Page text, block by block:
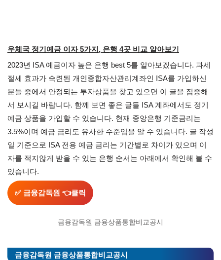
우체국 정기예금 이자 5가지, 은행 4곳 비교 알아보기
2023년 ISA 예금이자 높은 은행 best 5를 알아보겠습니다. 과세
절세 효과가 숙련된 개인종합자산관리계좌인 ISA를 가입하신
분들 중에서 안정되는 투자상품을 찾고 있으면 이 글을 집중해
서 보시길 바랍니다. 함께 보면 좋은 글들 ISA 계좌에서도 정기
예금 상품을 가입할 수 있습니다. 현재 중앙은행 기준금리는
3.5%이며 예금 금리도 유사한 수준임을 알 수 있습니다. 글 작성
일 기준으로 ISA 전용 예금 금리는 기간별로 차이가 있으며 이
자를 적지않게 받을 수 있는 은행 순서는 아래에서 확인해 볼 수
있습니다.
✅ 금융감독원 👈클릭
금융감독원 금융상품통합비교공시
금융감독원 금융상품통합비교공시